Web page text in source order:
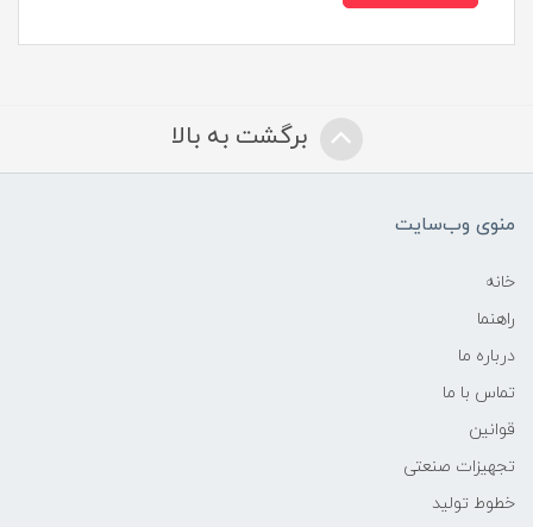
برگشت به بالا
منوی وب‌سایت
خانه
راهنما
درباره ما
تماس با ما
قوانین
تجهیزات صنعتی
خطوط تولید